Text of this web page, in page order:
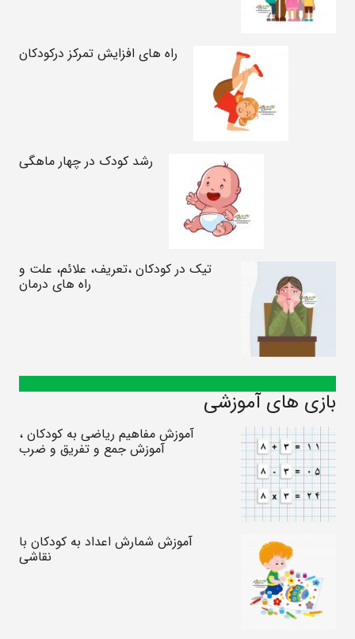
راه های افزایش تمرکز درکودکان
رشد کودک در چهار ماهگی
تیک در کودکان ،تعریف، علائم، علت و
راه های درمان
بازی های آموزشی
آموزش مفاهیم ریاضی به کودکان ،
آموزش جمع و تفریق و ضرب
آموزش شمارش اعداد به کودکان با
نقاشی